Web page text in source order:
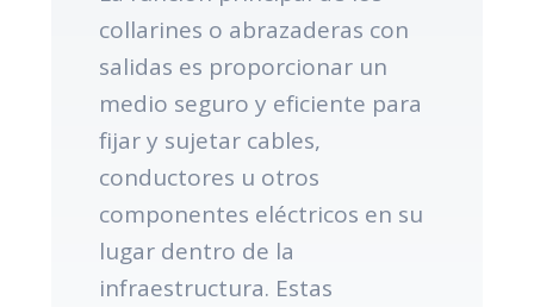
collarines o abrazaderas con
salidas es proporcionar un
medio seguro y eficiente para
fijar y sujetar cables,
conductores u otros
componentes eléctricos en su
lugar dentro de la
infraestructura. Estas